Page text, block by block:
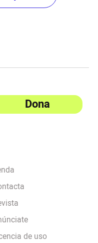
Dona
de uso